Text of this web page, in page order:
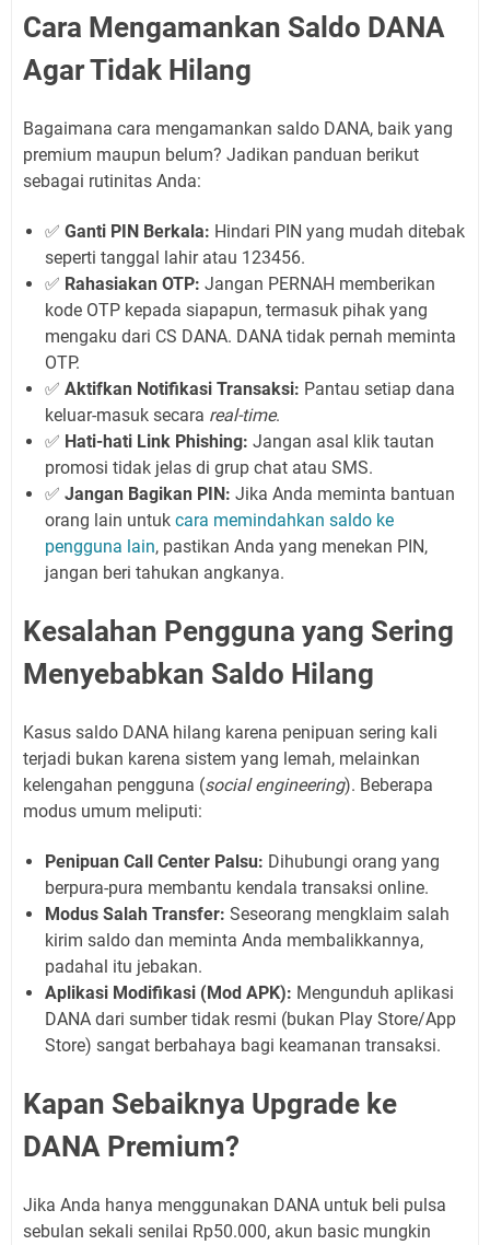
Cara Mengamankan Saldo DANA
Agar Tidak Hilang
Bagaimana cara mengamankan saldo DANA, baik yang
premium maupun belum? Jadikan panduan berikut
sebagai rutinitas Anda:
✅ Ganti PIN Berkala: Hindari PIN yang mudah ditebak
seperti tanggal lahir atau 123456.
✅ Rahasiakan OTP: Jangan PERNAH memberikan
kode OTP kepada siapapun, termasuk pihak yang
mengaku dari CS DANA. DANA tidak pernah meminta
OTP.
✅ Aktifkan Notifikasi Transaksi: Pantau setiap dana
keluar-masuk secara real-time.
✅ Hati-hati Link Phishing: Jangan asal klik tautan
promosi tidak jelas di grup chat atau SMS.
✅ Jangan Bagikan PIN: Jika Anda meminta bantuan
orang lain untuk cara memindahkan saldo ke
pengguna lain, pastikan Anda yang menekan PIN,
jangan beri tahukan angkanya.
Kesalahan Pengguna yang Sering
Menyebabkan Saldo Hilang
Kasus saldo DANA hilang karena penipuan sering kali
terjadi bukan karena sistem yang lemah, melainkan
kelengahan pengguna (social engineering). Beberapa
modus umum meliputi:
Penipuan Call Center Palsu: Dihubungi orang yang
berpura-pura membantu kendala transaksi online.
Modus Salah Transfer: Seseorang mengklaim salah
kirim saldo dan meminta Anda membalikkannya,
padahal itu jebakan.
Aplikasi Modifikasi (Mod APK): Mengunduh aplikasi
DANA dari sumber tidak resmi (bukan Play Store/App
Store) sangat berbahaya bagi keamanan transaksi.
Kapan Sebaiknya Upgrade ke
DANA Premium?
Jika Anda hanya menggunakan DANA untuk beli pulsa
sebulan sekali senilai Rp50.000, akun basic mungkin